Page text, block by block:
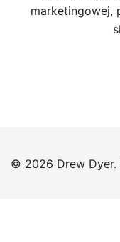
marketingowej,
© 2026 Drew